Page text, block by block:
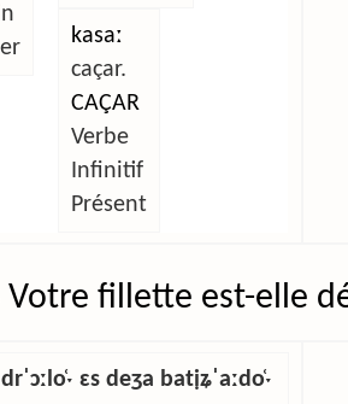
kasaː
caçar.
CAÇAR
Verbe
Infinitif
Présent
Votre fillette est-elle
ɛs deʒa batịʑˈaːdo̜ˑ